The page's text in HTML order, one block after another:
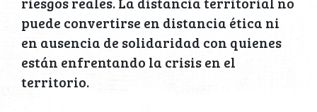
puede convertirse en distancia ética ni
en ausencia de solidaridad con quienes
están enfrentando la crisis en el
territorio.